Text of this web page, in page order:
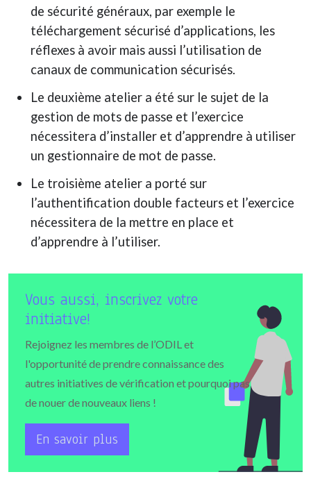
de sécurité généraux, par exemple le
téléchargement sécurisé d’applications, les
réflexes à avoir mais aussi l’utilisation de
canaux de communication sécurisés.
Le deuxième atelier a été sur le sujet de la
gestion de mots de passe et l’exercice
nécessitera d’installer et d’apprendre à utiliser
un gestionnaire de mot de passe.
Le troisième atelier a porté sur
l’authentification double facteurs et l’exercice
nécessitera de la mettre en place et
d’apprendre à l’utiliser.
Vous aussi, inscrivez votre
initiative!
Rejoignez les membres de l’ODIL et
l'opportunité de prendre connaissance des
autres initiatives de vérification et pourquoi pas
de nouer de nouveaux liens !
En savoir plus